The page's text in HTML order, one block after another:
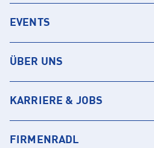
EVENTS
ÜBER UNS
KARRIERE & JOBS
FIRMENRADL